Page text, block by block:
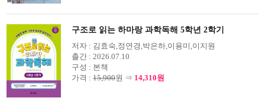
구조로 읽는 하마랑 과학독해 5학년 2학기
저자 : 김효숙,정연경,박은하,이용미,이지원
출간 : 2026.07.10
구성 : 본책
가격 : 15,900원 ⇒ 14,310원